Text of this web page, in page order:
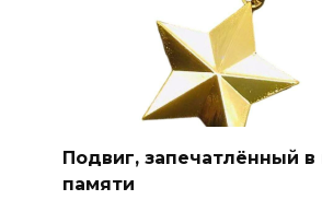
Подвиг, запечатлённый в
памяти